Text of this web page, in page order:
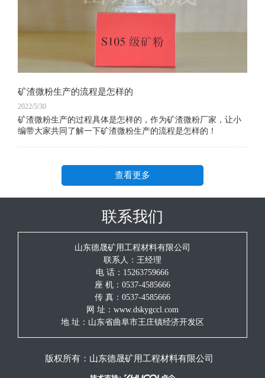
矿渣微粉生产的流程是怎样的
2022/5/30
矿渣微粉生产的过程具体是怎样的，作为矿渣微粉厂家，让小
编带大家共同了解一下矿渣微粉生产的流程是怎样的！
查看更多
联系我们
山东德晟矿用工程材料有限公司
联系人：王经理
电 话：15263759666
座 机：0537-4585666
传 真：0537-4585666
网 址：www.dskygccl.com
地 址：山东省曲阜市王庄镇经济开发区
版权所有： 山东德晟矿用工程材料有限公司